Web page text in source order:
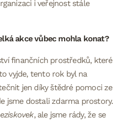
i veřejnost stále
akce vůbec mohla konat?
finančních prostředků, které
vyjde, tento rok byl na
jen díky štědré pomoci ze
jsme dostali zdarma prostory.
, ale jsme rády, že se